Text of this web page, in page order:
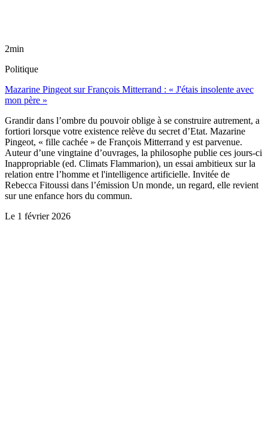
2min
Politique
Mazarine Pingeot sur François Mitterrand : « J'étais insolente avec
mon père »
Grandir dans l’ombre du pouvoir oblige à se construire autrement, a
fortiori lorsque votre existence relève du secret d’Etat. Mazarine
Pingeot, « fille cachée » de François Mitterrand y est parvenue.
Auteur d’une vingtaine d’ouvrages, la philosophe publie ces jours-ci
Inappropriable (ed. Climats Flammarion), un essai ambitieux sur la
relation entre l’homme et l'intelligence artificielle. Invitée de
Rebecca Fitoussi dans l’émission Un monde, un regard, elle revient
sur une enfance hors du commun.
Le 1 février 2026